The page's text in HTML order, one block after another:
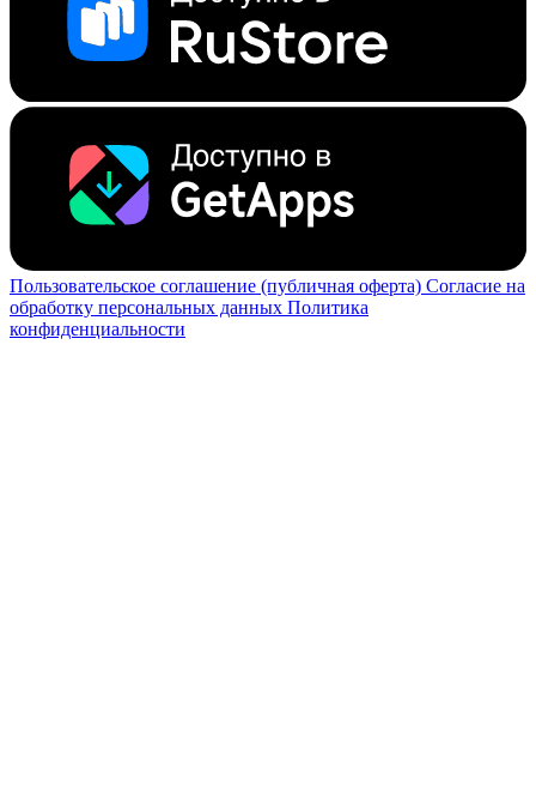
Пользовательское соглашение (публичная оферта) Согласие на
обработку персональных данных Политика
конфиденциальности